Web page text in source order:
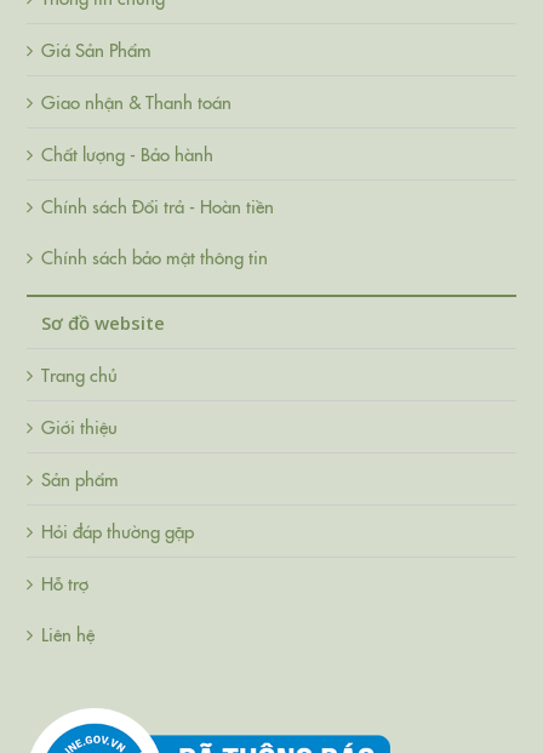
Giá Sản Phẩm
Giao nhận & Thanh toán
Chất lượng - Bảo hành
Chính sách Đổi trả - Hoàn tiền
Chính sách bảo mật thông tin
Sơ đồ website
Trang chủ
Giới thiệu
Sản phẩm
Hỏi đáp thường gặp
Hỗ trợ
Liên hệ